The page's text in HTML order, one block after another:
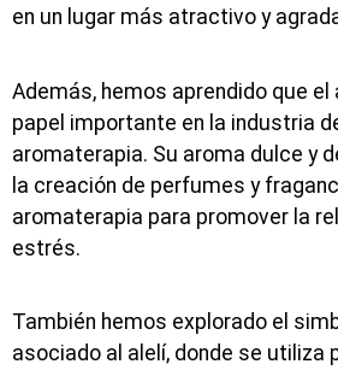
en un lugar más atractivo y
Además, hemos aprendido que el
papel importante en la industria
aromaterapia. Su aroma dulce y
la creación de perfumes y
aromaterapia para promover la
estrés.
También hemos explorado el
asociado al alelí, donde se utiliza